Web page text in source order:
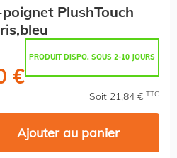
PlushTouch
PRODUIT DISPO. SOUS 2-10 JOURS
€
Soit 21,84 € TTC
Ajouter au panier